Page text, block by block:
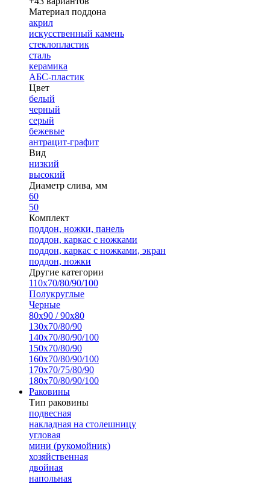
Материал поддона
акрил
искусственный камень
стеклопластик
сталь
керамика
АБС-пластик
Цвет
белый
черный
серый
бежевые
антрацит-графит
Вид
низкий
высокий
Диаметр слива, мм
60
50
Комплект
поддон, ножки, панель
поддон, каркас с ножками
поддон, каркас с ножками, экран
поддон, ножки
Другие категории
110х70/80/90/100
Полукруглые
Черные
80х90 / 90х80
130х70/80/90
140х70/80/90/100
150х70/80/90
160х70/80/90/100
170х70/75/80/90
180х70/80/90/100
Раковины
Тип раковины
подвесная
накладная на столешницу
угловая
мини (рукомойник)
хозяйственная
двойная
напольная